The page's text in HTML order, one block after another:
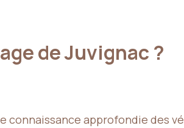
de Juvignac ?
connaissance approfondie des